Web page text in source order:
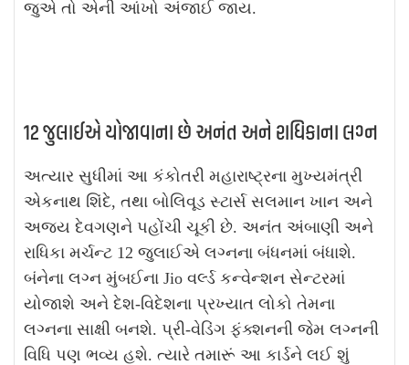
જુએ તો એની આંખો અંજાઈ જાય.
12 જુલાઈએ યોજાવાના છે અનંત અને રાધિકાના લગ્ન
અત્યાર સુધીમાં આ કંકોતરી મહારાષ્ટ્રના મુખ્યમંત્રી
એકનાથ શિંદે, તથા બોલિવૂડ સ્ટાર્સ સલમાન ખાન અને
અજય દેવગણને પહોંચી ચૂકી છે. અનંત અંબાણી અને
રાધિકા મર્ચન્ટ 12 જુલાઈએ લગ્નના બંધનમાં બંધાશે.
બંનેના લગ્ન મુંબઈના Jio વર્લ્ડ કન્વેન્શન સેન્ટરમાં
યોજાશે અને દેશ-વિદેશના પ્રખ્યાત લોકો તેમના
લગ્નના સાક્ષી બનશે. પ્રી-વેડિંગ ફંક્શનની જેમ લગ્નની
વિધિ પણ ભવ્ય હશે. ત્યારે તમારૂં આ કાર્ડને લઈ શું